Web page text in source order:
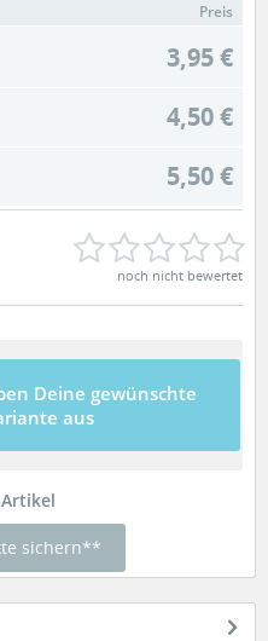
Preis
3,95 €
4,50 €
5,50 €
noch nicht bewertet
Deine gewünschte
aus
sichern**